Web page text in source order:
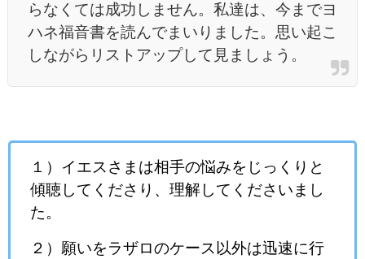
らなくては成功しません。私達は、今までヨ
ハネ福音書を読んでまいりました。思い起こ
しながらリストアップして見ましょう。
１）イエスさまは相手の悩みをじっくりと
傾聴してくださり、理解してくださいまし
た。
２）願いをラザロのケース以外は迅速に行